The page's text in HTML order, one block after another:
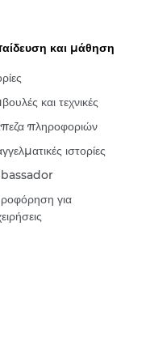
και μάθηση
και τεχνικές
πληροφοριών
ιστορίες
για